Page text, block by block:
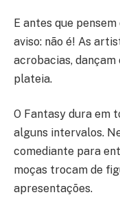
E antes que
aviso: não é! As
acrobacias,
plateia.
O Fantasy dura em
alguns intervalos.
comediante para
moças trocam de
apresentações.